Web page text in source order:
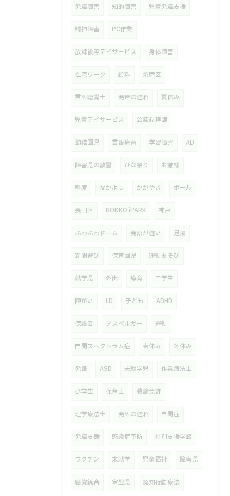
発達障害 知的障害 児童発達支援
精神障害 PC作業
放課後等デイサービス 身体障害
在宅ワーク 給料 須磨区
言語聴覚士 発達の遅れ 夏休み
児童デイサービス 公認心理師
幼稚園児 言語療育 学習障害 AD
障害児の散髪 ひな祭り お雛様
軽度 なかよし かがやき ボール
長田区 ROKKO iPARK 神戸
ふわふわドーム 発語が遅い 足湯
新聞遊び 保育園児 運動あそび
就学児 外出 療育 中学生
障がい LD 子ども ADHD
保護者 アスペルガー 運動
自閉スペクトラム症 春休み 冬休み
発語 ASD 未就学児 作業療法士
小学生 保育士 教諭免許
理学療法士 発語の遅れ 自閉症
発達支援 感染症予防 特別支援学級
ワクチン 未就学 児童福祉 障害児
感覚統合 定型児 認知行動療法